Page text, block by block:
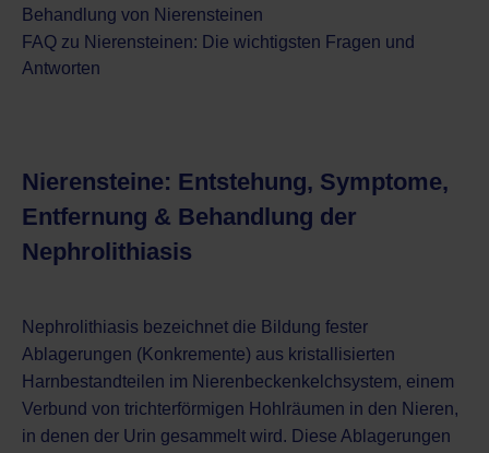
Behandlung von Nierensteinen
FAQ zu Nierensteinen: Die wichtigsten Fragen und
Antworten
Nierensteine: Entstehung, Symptome,
Entfernung & Behandlung der
Nephrolithiasis
Nephrolithiasis bezeichnet die Bildung fester
Ablagerungen (Konkremente) aus kristallisierten
Harnbestandteilen im Nierenbeckenkelchsystem, einem
Verbund von trichterförmigen Hohlräumen in den Nieren,
in denen der Urin gesammelt wird. Diese Ablagerungen